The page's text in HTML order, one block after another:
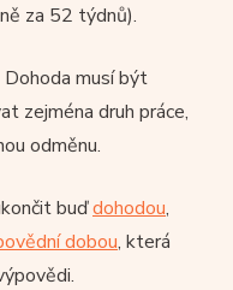
za 52 týdnů).
Dohoda musí být
zejména druh práce,
odměnu.
buďdohodou,
dobou, která